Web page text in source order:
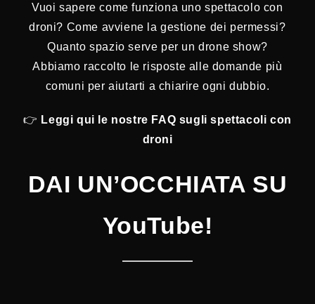
Vuoi sapere come funziona uno spettacolo con
droni? Come avviene la gestione dei permessi?
Quanto spazio serve per un drone show?
Abbiamo raccolto le risposte alle domande più
comuni per aiutarti a chiarire ogni dubbio.
👉 Leggi qui le nostre FAQ sugli spettacoli con
droni
DAI UN’OCCHIATA SU
YouTube!